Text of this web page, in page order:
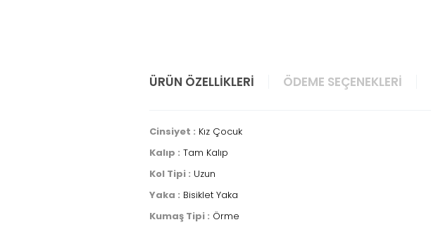
ÜRÜN ÖZELLIKLERI ÖDEME SEÇENEKLERI
Cinsiyet : Kız Çocuk
Kalıp : Tam Kalıp
Kol Tipi : Uzun
Yaka : Bisiklet Yaka
Kumaş Tipi : Örme